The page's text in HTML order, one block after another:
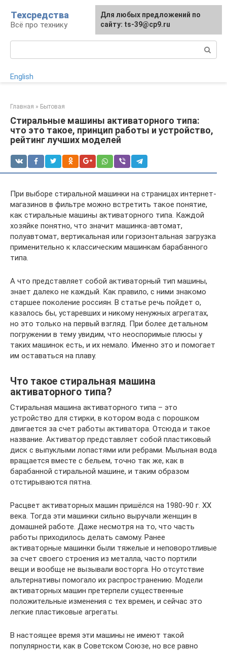
контенту
Техсредства
Всё про технику
English
Главная » Бытовая
Стиральные машины активаторного типа:
что это такое, принцип работы и устройство,
рейтинг лучших моделей
При выборе стиральной машинки на страницах интернет-
магазинов в фильтре можно встретить такое понятие,
как стиральные машины активаторного типа. Каждой
хозяйке понятно, что значит машинка-автомат,
полуавтомат, вертикальная или горизонтальная загрузка
применительно к классическим машинкам барабанного
типа.
А что представляет собой активаторный тип машины,
знает далеко не каждый. Как правило, с ними знакомо
старшее поколение россиян. В статье речь пойдет о,
казалось бы, устаревших и никому ненужных агрегатах,
но это только на первый взгляд. При более детальном
погружении в тему увидим, что неоспоримые плюсы у
таких машинок есть, и их немало. Именно это и помогает
им оставаться на плаву.
Что такое стиральная машина
активаторного типа?
Стиральная машина активаторного типа – это
устройство для стирки, в котором вода с порошком
двигается за счет работы активатора. Отсюда и такое
название. Активатор представляет собой пластиковый
диск с выпуклыми лопастями или ребрами. Мыльная вода
вращается вместе с бельем, точно так же, как в
барабанной стиральной машине, и таким образом
отстирываются пятна.
Расцвет активаторных машин пришёлся на 1980-90 г. ХХ
века. Тогда эти машинки сильно выручали женщин в
домашней работе. Даже несмотря на то, что часть
работы приходилось делать самому. Ранее
активаторные машинки были тяжелые и неповоротливые
за счет своего строения из металла, часто портили
вещи и вообще не вызывали восторга. Но отсутствие
альтернативы помогало их распространению. Модели
активаторных машин претерпели существенные
положительные изменения с тех времен, и сейчас это
легкие пластиковые агрегаты.
В настоящее время эти машины не имеют такой
популярности, как в Советском Союзе, но все равно
Для любых предложений по
сайту: ts-39@cp9.ru